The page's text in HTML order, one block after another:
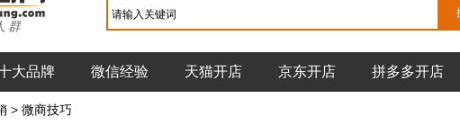
群
大品牌 微信经验 天猫开店 京东开店 拼多多开店
> 微商技巧